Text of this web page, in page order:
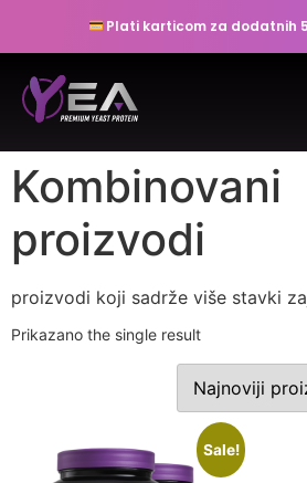
Plati karticom za dodatnih
Kombinovani
proizvodi
proizvodi koji sadrže više stavki
Prikazano the single result
Sale!